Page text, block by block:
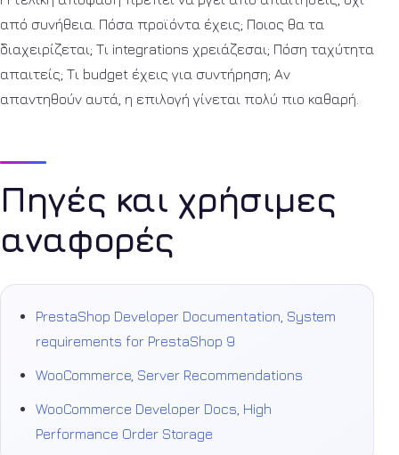
από συνήθεια. Πόσα προϊόντα έχεις; Ποιος θα τα
διαχειρίζεται; Τι integrations χρειάζεσαι; Πόση ταχύτητα
απαιτείς; Τι budget έχεις για συντήρηση; Αν
απαντηθούν αυτά, η επιλογή γίνεται πολύ πιο καθαρή.
Πηγές και χρήσιμες
αναφορές
PrestaShop Developer Documentation, System
requirements for PrestaShop 9
WooCommerce, Server Recommendations
WooCommerce Developer Docs, High
Performance Order Storage